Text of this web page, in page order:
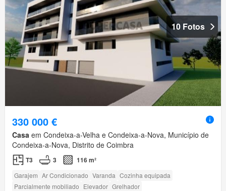
10 Fotos
330 000 €
Casa em Condeixa-a-Velha e Condeixa-a-Nova, Município de
Condeixa-a-Nova, Distrito de Coimbra
T3 3 116 m²
Garajem Ar Condicionado Varanda Cozinha equipada
Parcialmente mobiliado Elevador Grelhador